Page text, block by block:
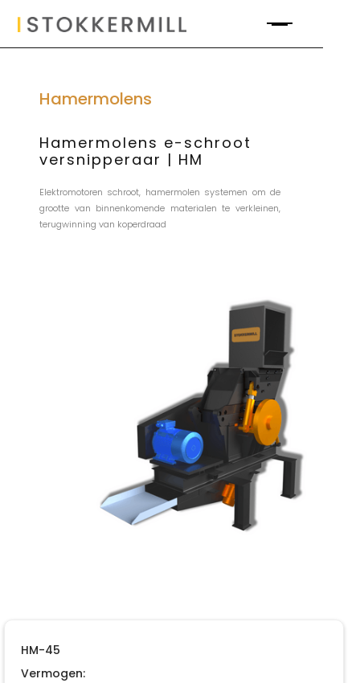
Hamermolens
Hamermolens e-schroot
versnipperaar | HM
Elektromotoren schroot, hamermolen systemen om de
grootte van binnenkomende materialen te verkleinen,
terugwinning van koperdraad
HM-45
Vermogen: